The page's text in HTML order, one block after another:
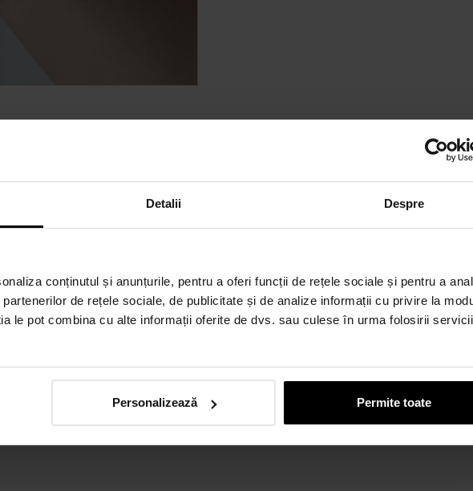
Detalii Despre
conținutul și anunțurile, pentru a oferi funcții de rețele sociale și pentru a
de rețele sociale, de publicitate și de analize informații cu privire la
le pot combina cu alte informații oferite de dvs. sau culese în urma folosirii
Personalizează Permite toate